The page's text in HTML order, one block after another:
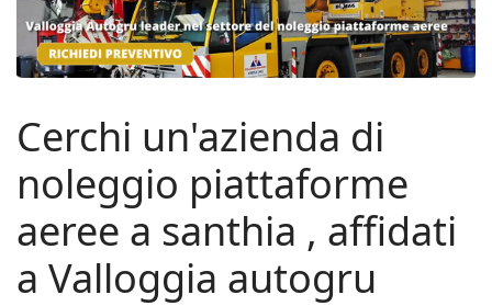
Cerchi un'azienda di
noleggio piattaforme
aeree a santhia , affidati
a Valloggia autogru